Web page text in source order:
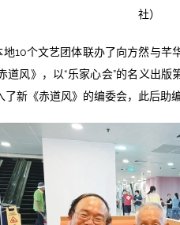
社）
10个文艺团体联办了向方然与
道风》，以“乐家心会”的名义出
新《赤道风》的编委会，此后助